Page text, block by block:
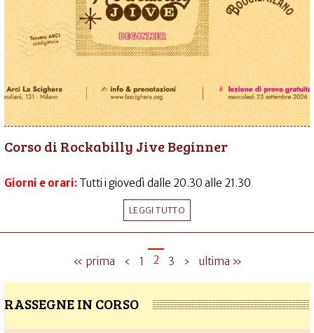
Corso di Rockabilly Jive Beginner
Giorni e orari: Tutti i giovedì dalle 20.30 alle 21.30
LEGGI TUTTO
« prima ‹ 1 2 3 › ultima »
RASSEGNE IN CORSO